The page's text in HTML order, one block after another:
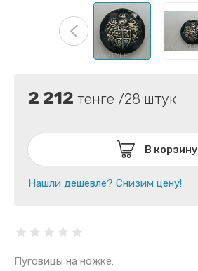
2 212 тенге /28 штук
В корзину
Нашли дешевле? Снизим цену!
Пуговицы на ножке: